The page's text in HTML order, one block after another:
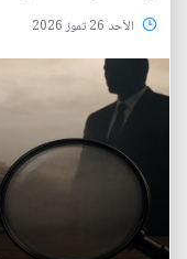
الأحد 26 تموز 2026